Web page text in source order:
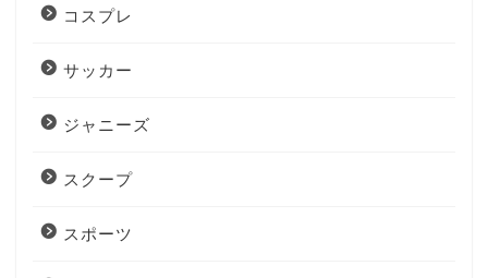
コスプレ
サッカー
ジャニーズ
スクープ
スポーツ